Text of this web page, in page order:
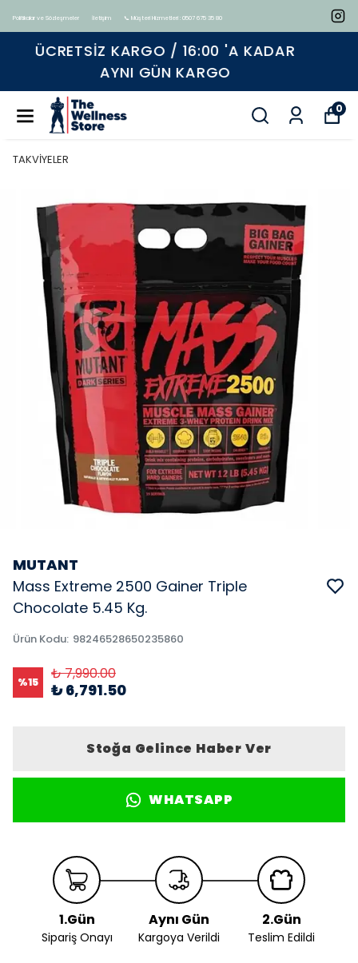
Politikalar ve Sözleşmeler İletişim 📞 Müşteri Hizmetleri : 0507 675 35 80
Tüm ürünlerde geçerli %15 indirim
0
TAKVİYELER
MUTANT
Mass Extreme 2500 Gainer Triple
Chocolate 5.45 Kg.
Ürün Kodu: 98246528650235860
%15 ₺ 7,990.00
₺ 6,791.50
Stoğa Gelince Haber Ver
WHATSAPP
1.Gün
Sipariş Onayı
Aynı Gün
Kargoya Verildi
2.Gün
Teslim Edildi